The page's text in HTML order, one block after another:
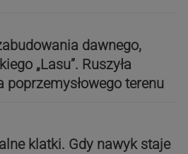
dawnego,
„Lasu”. Ruszyła
poprzemysłowego terenu
klatki. Gdy nawyk staje